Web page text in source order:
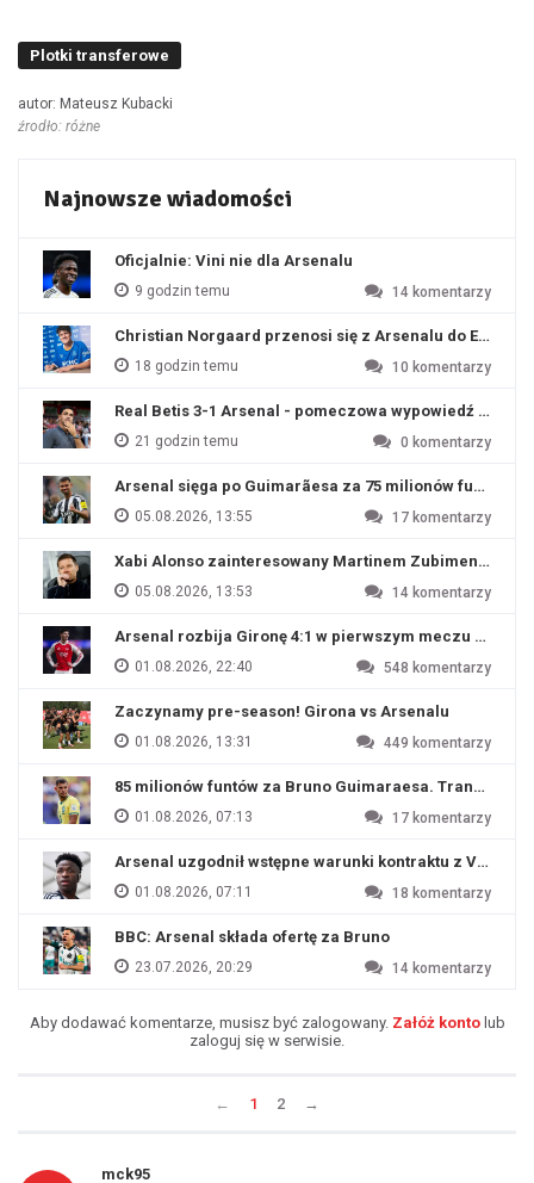
Plotki transferowe
autor: Mateusz Kubacki
źrodło: różne
Najnowsze wiadomości
Oficjalnie: Vini nie dla Arsenalu
9 godzin temu 14 komentarzy
Christian Norgaard przenosi się z Arsenalu do
18 godzin temu 10 komentarzy
Real Betis 3-1 Arsenal - pomeczowa wypowiedź Artety
21 godzin temu 0 komentarzy
Arsenal sięga po Guimarãesa za 75 milionów funtów
05.08.2026, 13:55 17 komentarzy
Xabi Alonso zainteresowany Martinem Zubimendim
05.08.2026, 13:53 14 komentarzy
Arsenal rozbija Gironę 4:1 w pierwszym meczu
01.08.2026, 22:40 548 komentarzy
Zaczynamy pre-season! Girona vs Arsenalu
01.08.2026, 13:31 449 komentarzy
85 milionów funtów za Bruno Guimaraesa. Transfer
01.08.2026, 07:13 17 komentarzy
Arsenal uzgodnił wstępne warunki kontraktu z
01.08.2026, 07:11 18 komentarzy
BBC: Arsenal składa ofertę za Bruno
23.07.2026, 20:29 14 komentarzy
Aby dodawać komentarze, musisz być zalogowany. Załóż kontolub
zaloguj się w serwisie.
← 1 2 →
mck95